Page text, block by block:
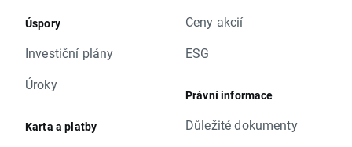
Úspory
Investiční plány
Úroky
Karta a platby
Ceny akcií
ESG
Právní informace
Důležité dokumenty